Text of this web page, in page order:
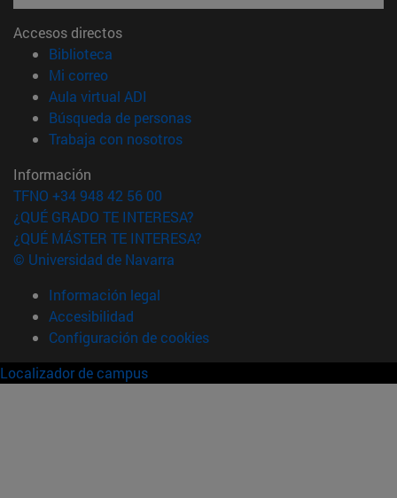
Accesos directos
Biblioteca
Mi correo(abre en nueva ventana)
Aula virtual ADI
Búsqueda de personas(abre en nueva ventana)
Trabaja con nosotros(abre en nueva ventana)
Información
TFNO +34 948 42 56 00
¿QUÉ GRADO TE INTERESA?
¿QUÉ MÁSTER TE INTERESA?
© Universidad de Navarra
Información legal
Accesibilidad
Configuración de cookies
Localizador de campus